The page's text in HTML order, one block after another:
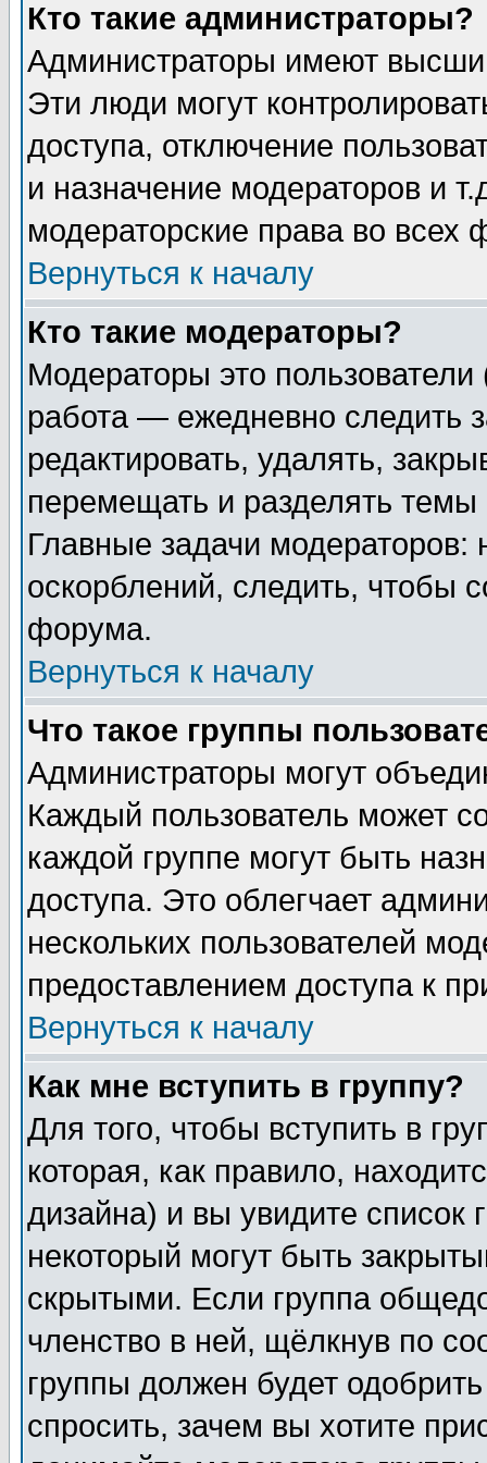
Кто такие администраторы?
Администраторы имеют
Эти люди могут
доступа, отключение
и назначение модераторов и
модераторские права во всех
Вернуться к началу
Кто такие модераторы?
Модераторы это
работа — ежедневно следить
редактировать, удалять,
перемещать и разделять
Главные задачи
оскорблений, следить, чтобы
форума.
Вернуться к началу
Что такое группы
Администраторы могут
Каждый пользователь может
каждой группе могут быть
доступа. Это облегчает
нескольких пользователей
предоставлением доступа к
Вернуться к началу
Как мне вступить в группу?
Для того, чтобы вступить в
которая, как правило,
дизайна) и вы увидите список
некоторый могут быть
скрытыми. Если группа
членство в ней, щёлкнув по
группы должен будет
спросить, зачем вы хотите